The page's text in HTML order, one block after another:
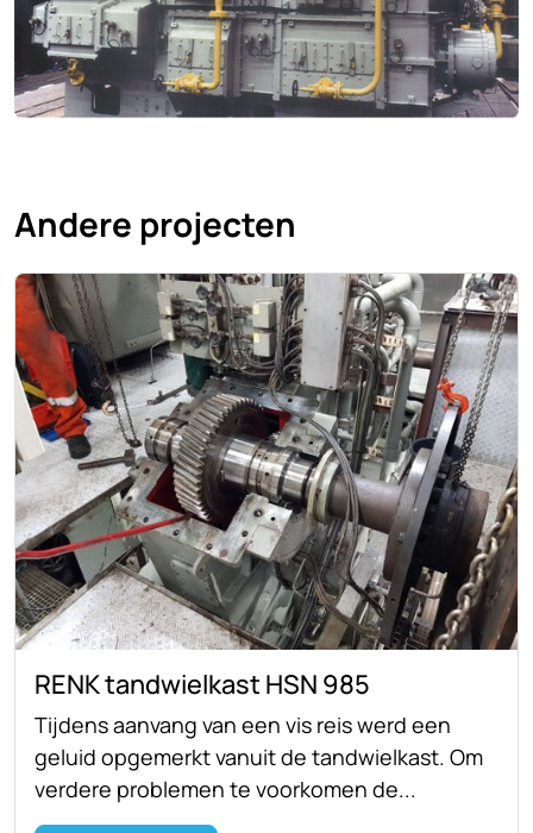
Andere projecten
RENK tandwielkast HSN 985
Tijdens aanvang van een vis reis werd een
geluid opgemerkt vanuit de tandwielkast. Om
verdere problemen te voorkomen de...